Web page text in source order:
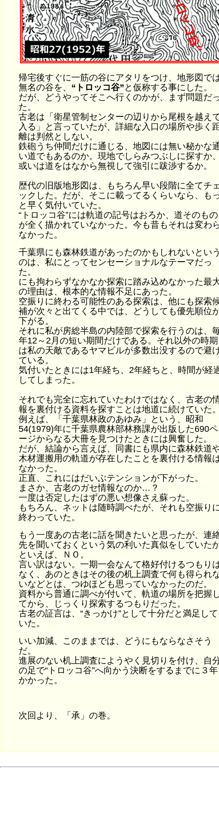
帰宅後すぐに一筋の谷にアタリをつけ、地形図で
無名の谷を、 “トロッコ谷” と仮称する事にした。
だが、どうやってそこへ行くのかが、まず問題だ
た。
古老は「衛星管制センターの辺りから尾根を越え
入る」と言っていたが、詳細な入口の場所や歩く
離は判然としない。
鉄砲うち仲間だけに通じる、地図には無い秘かな
い道でもあるのか。現地でしらみつぶしに探すか
或いは道をはなから無視して強引に跋渉するか。
歴代の旧版地形図は、もちろん早い段階に全てチ
ックした。だが、そこに載ってるくらいなら、も
と早く気付いていた。
“トロッコ谷”には軌道の記号はおろか、道そのもの
が全く描かれていなかった。今も昔もそれは変わ
なかった。
千葉県にも森林鉄道があったのかもしれないとい
のは、私にとってセンセーショナルなテーマだっ
た。
にも拘わらずなかなか探索に踏み込めなかった最
の理由は、根本的な情報不足にあった。
空振りに終わる可能性のある探索は、他にも探索
補が次々と出てくる中では、どうしても優先順位
下がる。
それに私が房総半島の内陸部で探索を行うのは、
年12～2月の短い期間だけである。それ以外の時期
は私の天敵であるヤマビルが多数出没するので避
ている。
気付いたときには1年経ち、2年経ちと、時間が経
してしまった。
それでも完全に忘れていたわけではなく、古老の
報を裏付ける資料を探すことは地道に続けていた
例えば、「千葉県林政のあゆみ」という、昭和
54(1979)年に千葉県農林部林務課が出版した690ペ
ージからなる大冊を見つけたときには興奮した。
だが、結論から言えば、同書にも県内に森林鉄道
木材運搬用の軌道が存在したことを裏付ける情報
なかった。
正直、これにはだいぶテンションが下がった。
まさか、古老のガセ情報なのか…？
一度は否定したはずの悪い想像さえ蘇った。
もちろん、ネットは随時調べたが、それも空振り
終わっていた。
もう一度あの古老に話を聞きたいと思ったが、連
先を聞いておくという気の利いた真似をしていた
といえば、ＮＯ。
言い訳はない。一期一会なんて格好付けるつもり
なく、あのときはその後の机上調査で何も得られ
いなどとは、つゆほども思っていなかったのだ。
資料から普通に調べが付いて、軌道の場所を把握
てから、じっくり探索するつもりだった。
古老の証言は、“きっかけ”として十分だと満足して
いた。
いい加減、このままでは、どうにもならなさそう
だ。
進展のない机上調査にようやく見切りを付け、自
の足で“トロッコ谷”へ向かう決断をするまでに３年
かかった。
次回より、「承」の巻。